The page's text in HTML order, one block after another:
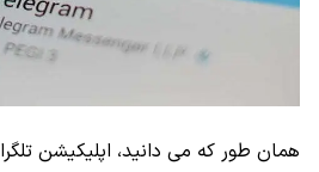
همان طور که می دانید، اپلیکیشن